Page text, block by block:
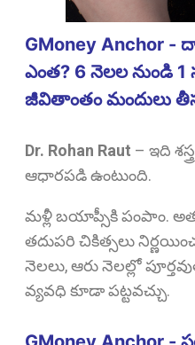
GMoney Anchor -
ఎంత? 6 నెలల నుండి
జీవితాంతం మందులు
Dr. Rohan Raut – ఇది
ఆధారపడి ఉంటుంది.
మళ్లీ బయాప్సీకి పంపాం.
తదుపరి చికిత్సలు
నెలలు, ఆరు నెలల్లో
వ్యవధి కూడా పట్టవచ్చు.